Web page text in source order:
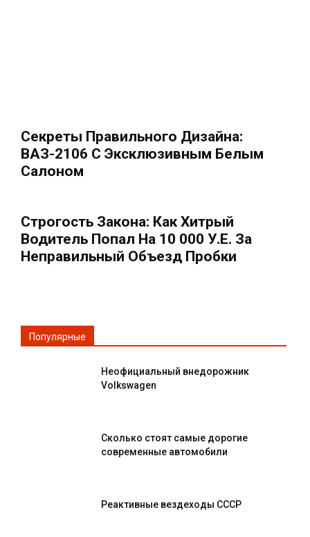
Секреты Правильного Дизайна:
ВАЗ-2106 С Эксклюзивным Белым
Салоном
Строгость Закона: Как Хитрый
Водитель Попал На 10 000 У.е. За
Неправильный Объезд Пробки
Популярные
Неофициальный внедорожник
Volkswagen
Сколько стоят самые дорогие
современные автомобили
Реактивные вездеходы СССР